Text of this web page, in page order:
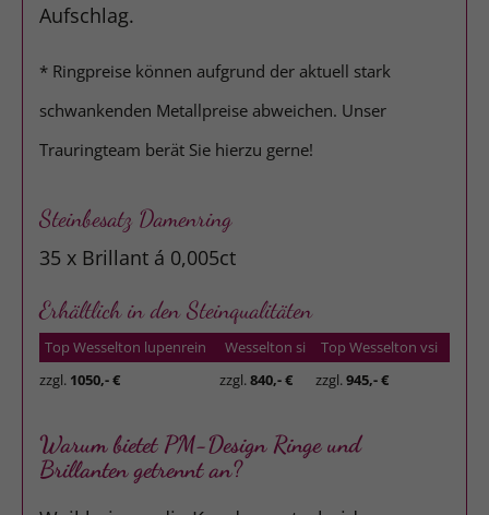
Aufschlag.
* Ringpreise können aufgrund der aktuell stark
schwankenden Metallpreise abweichen. Unser
Trauringteam berät Sie hierzu gerne!
Steinbesatz Damenring
35 x Brillant á 0,005ct
Erhältlich in den Steinqualitäten
Top Wesselton lupenrein Wesselton si
Top Wesselton vsi
zzgl. 1050,- € zzgl.840,- € zzgl.945,- €
Warum bietet PM-Design Ringe und
Brillanten getrennt an?